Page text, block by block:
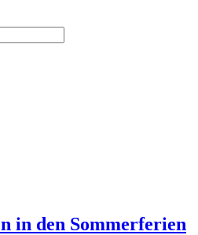
in den Sommerferien